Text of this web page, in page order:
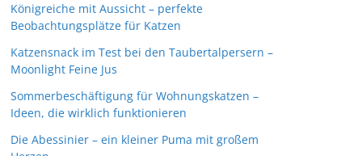
Königreiche mit Aussicht – perfekte
Beobachtungsplätze für Katzen
Katzensnack im Test bei den Taubertalpersern –
Moonlight Feine Jus
Sommerbeschäftigung für Wohnungskatzen –
Ideen, die wirklich funktionieren
Die Abessinier – ein kleiner Puma mit großem